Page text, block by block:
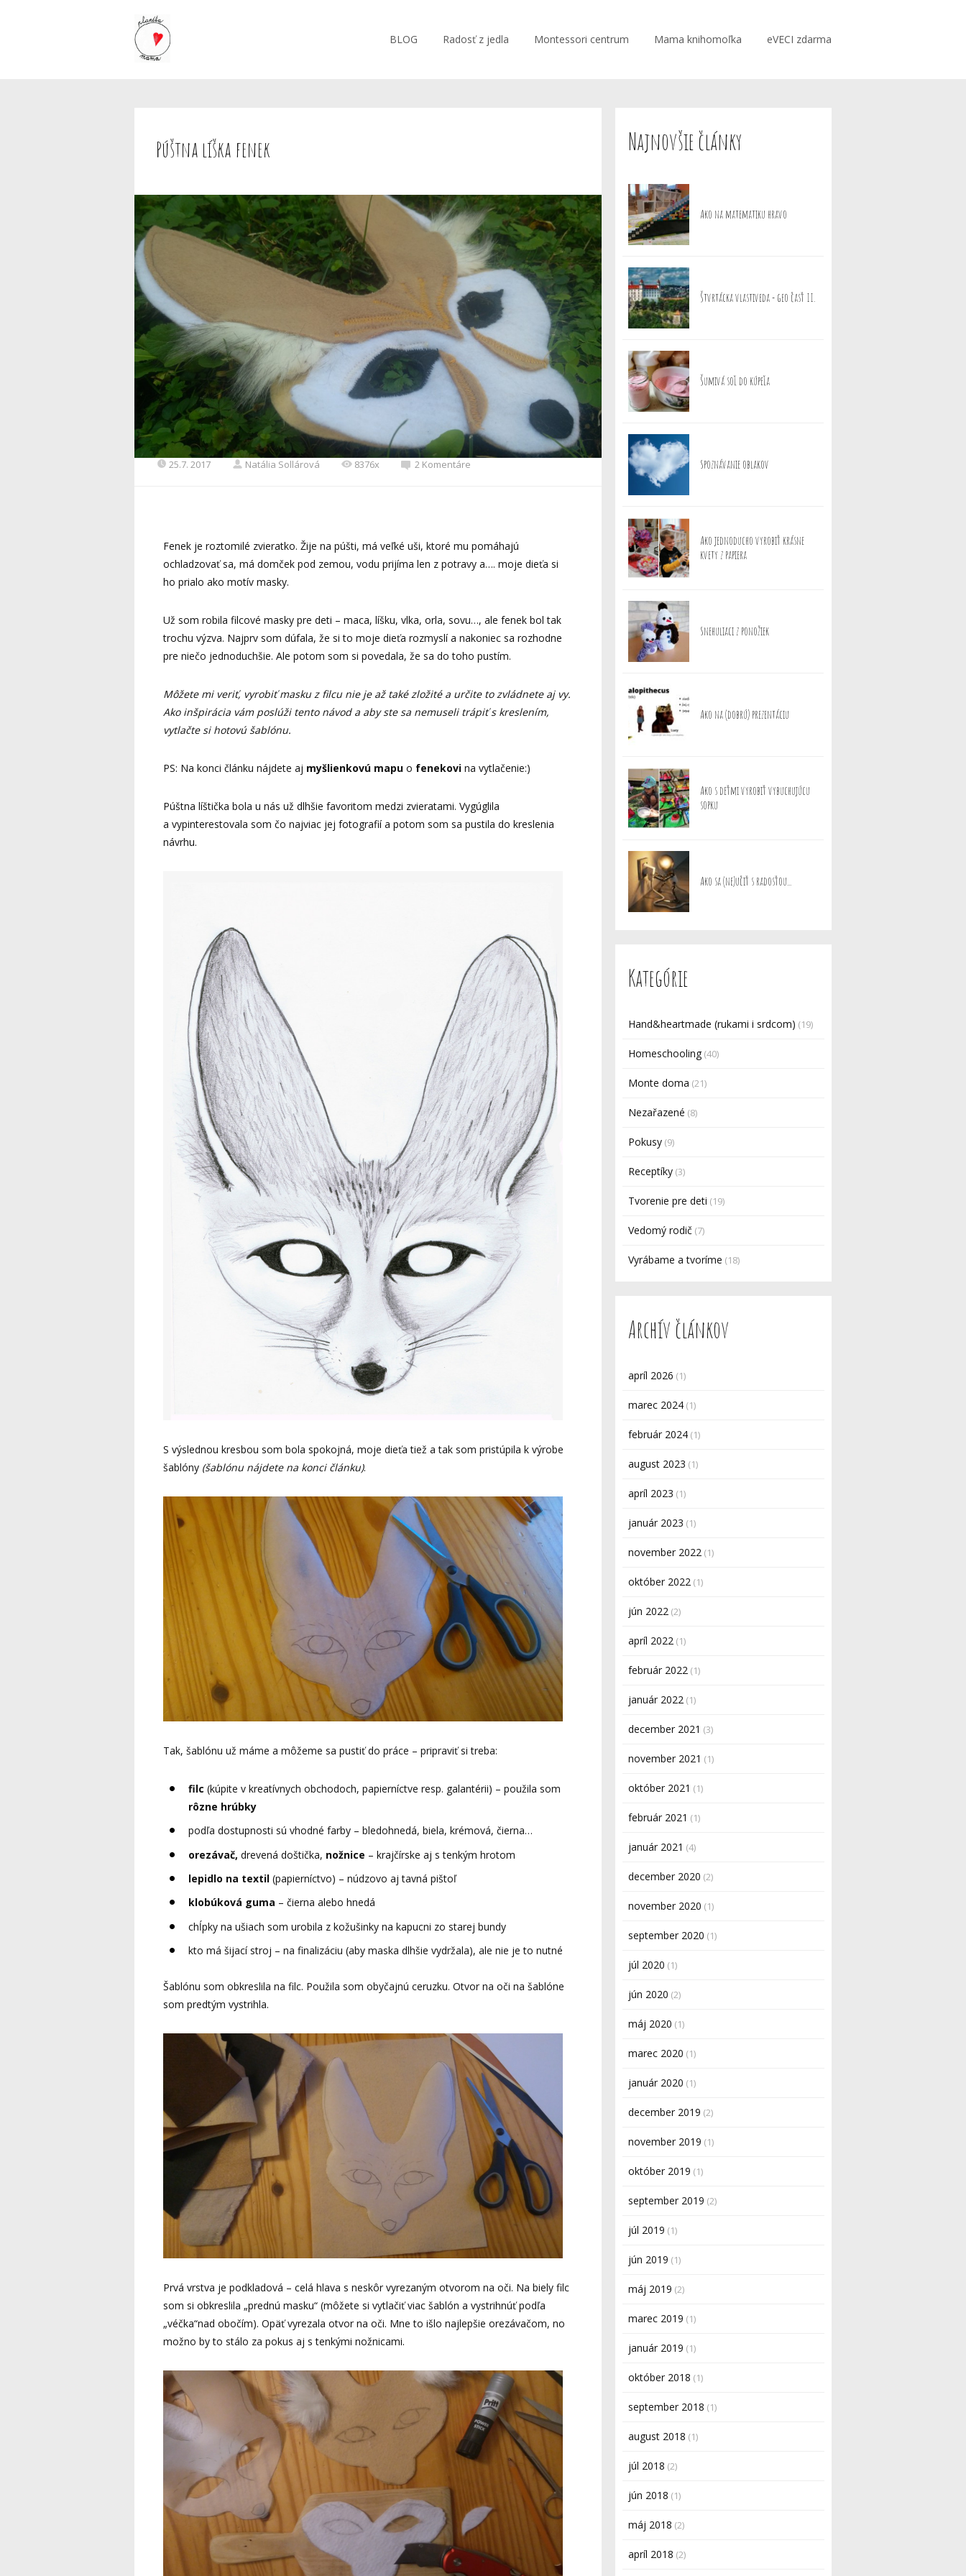
BLOG Radosť z jedla Montessori centrum Mama knihomoľka eVECI zdarma
Púštna líška fenek
25.7. 2017 Natália Sollárová 8376x 2 Komentáre
Fenek je roztomilé zvieratko. Žije na púšti, má veľké uši, ktoré mu pomáhajú
ochladzovať sa, má domček pod zemou, vodu prijíma len z potravy a…. moje dieťa si
ho prialo ako motív masky.
Už som robila filcové masky pre deti – maca, líšku, vlka, orla, sovu…, ale fenek bol tak
trochu výzva. Najprv som dúfala, že si to moje dieťa rozmyslí a nakoniec sa rozhodne
pre niečo jednoduchšie. Ale potom som si povedala, že sa do toho pustím.
Môžete mi veriť, vyrobiť masku z filcu nie je až také zložité a určite to zvládnete aj vy.
Ako inšpirácia vám poslúži tento návod a aby ste sa nemuseli trápiť s kreslením,
vytlačte si hotovú šablónu.
PS: Na konci článku nájdete aj myšlienkovú mapu o fenekovi na vytlačenie:)
Púštna líštička bola u nás už dlhšie favoritom medzi zvieratami. Vygúglila
a vypinterestovala som čo najviac jej fotografií a potom som sa pustila do kreslenia
návrhu.
S výslednou kresbou som bola spokojná, moje dieťa tiež a tak som pristúpila k výrobe
šablóny (šablónu nájdete na konci článku).
Tak, šablónu už máme a môžeme sa pustiť do práce – pripraviť si treba:
filc (kúpite v kreatívnych obchodoch, papierníctve resp. galantérii) – použila som
rôzne hrúbky
podľa dostupnosti sú vhodné farby – bledohnedá, biela, krémová, čierna…
orezávač, drevená doštička, nožnice – krajčírske aj s tenkým hrotom
lepidlo na textil (papierníctvo) – núdzovo aj tavná pištoľ
klobúková guma – čierna alebo hnedá
chĺpky na ušiach som urobila z kožušinky na kapucni zo starej bundy
kto má šijací stroj – na finalizáciu (aby maska dlhšie vydržala), ale nie je to nutné
Šablónu som obkreslila na filc. Použila som obyčajnú ceruzku. Otvor na oči na šablóne
som predtým vystrihla.
Prvá vrstva je podkladová – celá hlava s neskôr vyrezaným otvorom na oči. Na biely filc
som si obkreslila „prednú masku“ (môžete si vytlačiť viac šablón a vystrihnúť podľa
„véčka“nad obočím). Opäť vyrezala otvor na oči. Mne to išlo najlepšie orezávačom, no
možno by to stálo za pokus aj s tenkými nožnicami.
Najnovšie články
Ako na matematiku hravo
Štvrtácka vlastiveda - geo časť II.
Šumivá soľ do kúpeľa
Spoznávanie oblakov
Ako jednoducho vyrobiť krásne
kvety z papiera
Snehuliaci z ponožiek
Ako na (dobrú) prezentáciu
Ako s deťmi vyrobiť vybuchujúcu
sopku
Ako sa (ne)učiť s radosťou...
Kategórie
Hand&heartmade (rukami i srdcom) (19)
Homeschooling (40)
Monte doma (21)
Nezařazené (8)
Pokusy (9)
Receptíky (3)
Tvorenie pre deti (19)
Vedomý rodič (7)
Vyrábame a tvoríme (18)
Archív článkov
apríl 2026 (1)
marec 2024 (1)
február 2024 (1)
august 2023 (1)
apríl 2023 (1)
január 2023 (1)
november 2022 (1)
október 2022 (1)
jún 2022 (2)
apríl 2022 (1)
február 2022 (1)
január 2022 (1)
december 2021 (3)
november 2021 (1)
október 2021 (1)
február 2021 (1)
január 2021 (4)
december 2020 (2)
november 2020 (1)
september 2020 (1)
júl 2020 (1)
jún 2020 (2)
máj 2020 (1)
marec 2020 (1)
január 2020 (1)
december 2019 (2)
november 2019 (1)
október 2019 (1)
september 2019 (2)
júl 2019 (1)
jún 2019 (1)
máj 2019 (2)
marec 2019 (1)
január 2019 (1)
október 2018 (1)
september 2018 (1)
august 2018 (1)
júl 2018 (2)
jún 2018 (1)
máj 2018 (2)
apríl 2018 (2)